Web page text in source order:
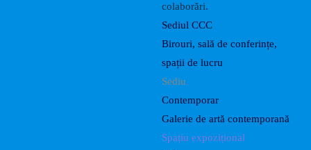
colaborări.
Sediul CCC
Birouri, sală de conferințe,
spații de lucru
Sediu
Contemporar
Galerie de artă contemporană
Spațiu expozițional